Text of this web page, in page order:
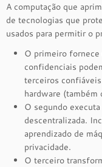
A computação que
de tecnologias que
usados para permitir o
O primeiro fornece
confidenciais
terceiros
hardware (também
O segundo
descentralizada.
aprendizado de
privacidade.
O terceiro